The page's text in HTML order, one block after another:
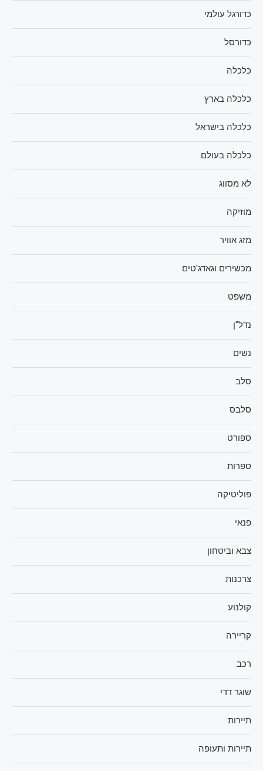
כדורגל עולמי
כדורסל
כלכלה
כלכלה בארץ
כלכלה בישראל
כלכלה בעולם
לא מסווג
מוזיקה
מזג אוויר
מכשירים וגאדג'טים
משפט
נדל"ן
נשים
סלב
סלבס
ספורט
ספרות
פוליטיקה
פנאי
צבא וביטחון
צרכנות
קולנוע
קריירה
רכב
שוגר דדי
תיירות
תיירות ותעופה